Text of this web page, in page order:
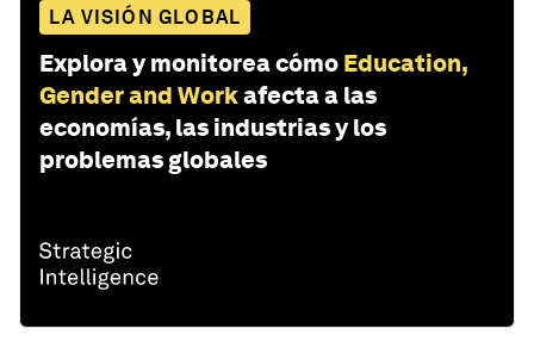
LA VISIÓN GLOBAL
Explora y monitorea cómo Education,
Gender and Workafecta a las
economías, las industrias y los
problemas globales